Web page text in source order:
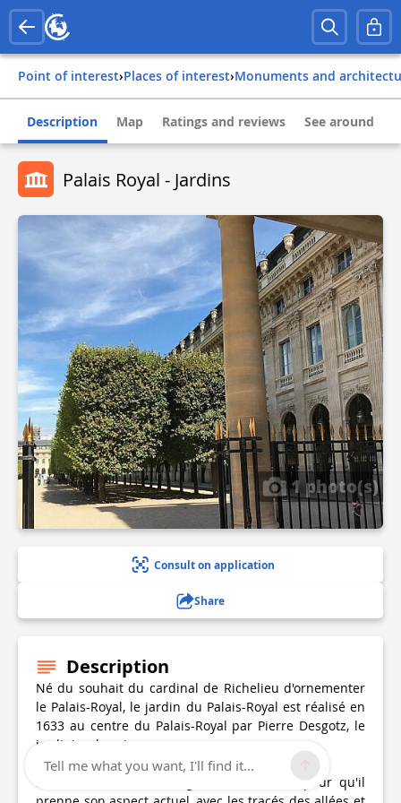
Point of interest› Places of interest› Monuments and
Description Map Ratings and reviews See around
Palais Royal - Jardins
1 photo(s)
Consult on application
Share
Description
Né du souhait du cardinal de Richelieu d'ornementer
le Palais-Royal, le jardin du Palais-Royal est réalisé en
1633 au centre du Palais-Royal par Pierre Desgotz, le
jardinier du roi.
Il faudra attendre le règne de Charles X pour qu'il
Tell me what you want, I'll find it...